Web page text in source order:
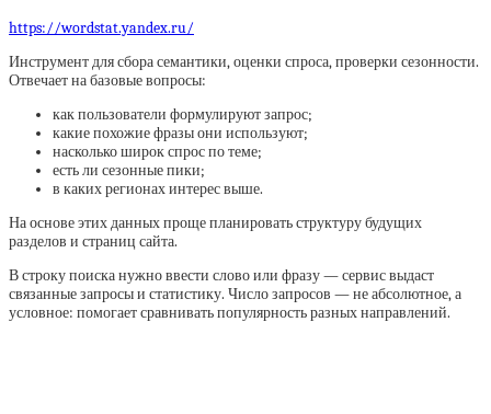
https://wordstat.yandex.ru/
Инструмент для сбора семантики, оценки спроса, проверки сезонности.
Отвечает на базовые вопросы:
как пользователи формулируют запрос;
какие похожие фразы они используют;
насколько широк спрос по теме;
есть ли сезонные пики;
в каких регионах интерес выше.
На основе этих данных проще планировать структуру будущих
разделов и страниц сайта.
В строку поиска нужно ввести слово или фразу — сервис выдаст
связанные запросы и статистику. Число запросов — не абсолютное, а
условное: помогает сравнивать популярность разных направлений.